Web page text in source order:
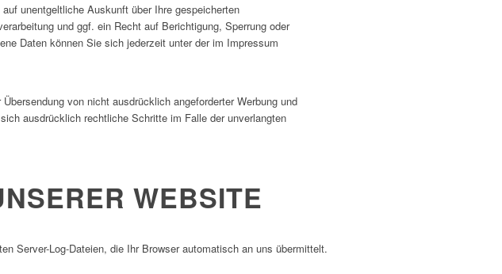
unentgeltliche Auskunft über Ihre gespeicherten
und ggf. ein Recht auf Berichtigung, Sperrung oder
Daten können Sie sich jederzeit unter der im Impressum
von nicht ausdrücklich angeforderter Werbung und
ausdrücklich rechtliche Schritte im Falle der unverlangten
WEBSITE
Server-Log-Dateien, die Ihr Browser automatisch an uns übermittelt.